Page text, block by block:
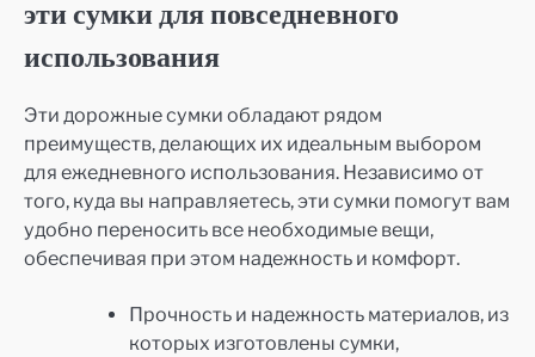
эти сумки для повседневного
использования
Эти дорожные сумки обладают рядом
преимуществ, делающих их идеальным выбором
для ежедневного использования. Независимо от
того, куда вы направляетесь, эти сумки помогут вам
удобно переносить все необходимые вещи,
обеспечивая при этом надежность и комфорт.
Прочность и надежность материалов, из
которых изготовлены сумки,